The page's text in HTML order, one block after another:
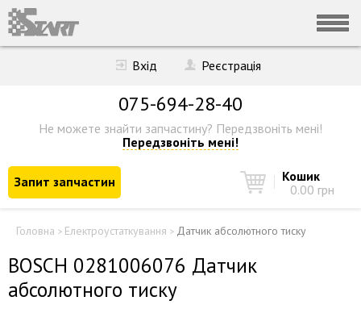
Вхід Реєстрація
075-694-28-40
Не можете знайти запчастину? Передзвоніть мені!
Передзвоніть мені!
Запит запчастин
Кошик
0.00 грн
Головна > Електроустаткування > Датчик абсолютного тиску
BOSCH 0281006076 Датчик
абсолютного тиску